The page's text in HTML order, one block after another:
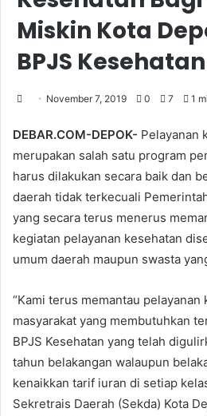
Miskin Kota
BPJS
November 7, 2019 0 7 1
DEBAR.COM-DEPOK- Pelayanan
merupakan salah satu program
harus dilakukan secara baik dan
daerah tidak terkecuali
yang secara terus menerus
kegiatan pelayanan kesehatan
umum daerah maupun swasta
“Kami terus memantau pelayanan
masyarakat yang membutuhkan
BPJS Kesehatan yang telah
tahun belakangan walaupun
kenaikkan tarif iuran di setiap
Sekretrais Daerah (Sekda) Kota